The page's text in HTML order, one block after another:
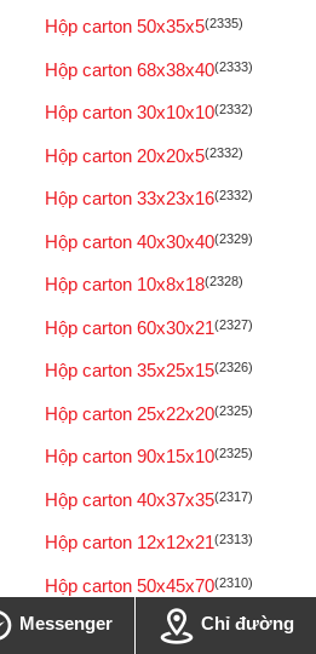
Hộp carton 50x35x5(2335)
Hộp carton 68x38x40(2333)
Hộp carton 30x10x10(2332)
Hộp carton 20x20x5(2332)
Hộp carton 33x23x16(2332)
Hộp carton 40x30x40(2329)
Hộp carton 10x8x18(2328)
Hộp carton 60x30x21(2327)
Hộp carton 35x25x15(2326)
Hộp carton 25x22x20(2325)
Hộp carton 90x15x10(2325)
Hộp carton 40x37x35(2317)
Hộp carton 12x12x21(2313)
Hộp carton 50x45x70(2310)
Hộp carton 16x16x10 (2307)
Messenger Chỉ đường